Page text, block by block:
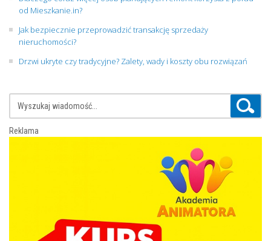
od Mieszkanie.in?
Jak bezpiecznie przeprowadzić transakcję sprzedaży
nieruchomości?
Drzwi ukryte czy tradycyjne? Zalety, wady i koszty obu rozwiązań
Reklama